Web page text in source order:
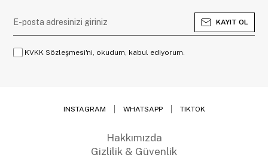
KAYIT OL
KVKK Sözleşmesi'ni, okudum, kabul ediyorum.
INSTAGRAM WHATSAPP TIKTOK
Hakkımızda
Gizlilik & Güvenlik